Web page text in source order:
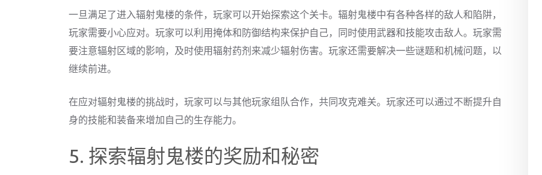
一旦满足了进入辐射鬼楼的条件，玩家可以开始探索这个关卡。辐射鬼楼中有各种各样的敌人和陷阱，
玩家需要小心应对。玩家可以利用掩体和防御结构来保护自己，同时使用武器和技能攻击敌人。玩家需
要注意辐射区域的影响，及时使用辐射药剂来减少辐射伤害。玩家还需要解决一些谜题和机械问题，以
继续前进。
在应对辐射鬼楼的挑战时，玩家可以与其他玩家组队合作，共同攻克难关。玩家还可以通过不断提升自
身的技能和装备来增加自己的生存能力。
5. 探索辐射鬼楼的奖励和秘密